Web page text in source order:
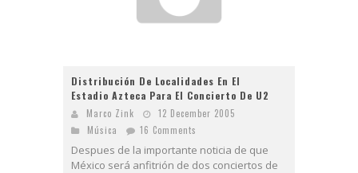
Distribución De Localidades En El
Estadio Azteca Para El Concierto De U2
Marco Zink
12 December 2005
Música
16 Comments
Despues de la importante noticia de que
México será anfitrión de dos conciertos de